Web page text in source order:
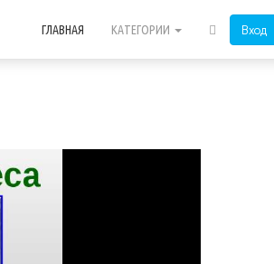
Вход
ГЛАВНАЯ КАТЕГОРИИ